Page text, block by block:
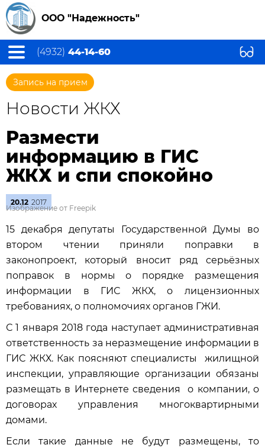
ООО "Надежность"
(4932) 44-14-60
Запись на прием
Новости ЖКХ
Размести
информацию в ГИС
ЖКХ и спи спокойно
20.12 2017
Изображение от Freepik
15 декабря депутаты Государственной Думы во
втором чтении приняли поправки в
законопроект, который вносит ряд серьёзных
поправок в нормы о порядке размещения
информации в ГИС ЖКХ, о лицензионных
требованиях, о полномочиях органов ГЖИ.
С 1 января 2018 года наступает административная
ответственность за неразмещение информации в
ГИС ЖКХ. Как поясняют специалисты жилищной
инспекции, управляющие организации обязаны
размещать в Интернете сведения о компании, о
договорах управления многоквартирными
домами.
Если такие данные не будут размещены, то